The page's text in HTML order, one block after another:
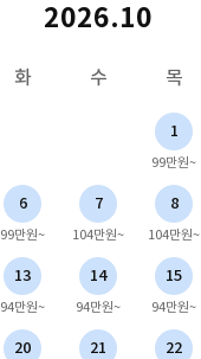
2026.10
화 수 목
1
99만원~
6
99만원~
7
104만원~
8
104만원~
13
94만원~
14
94만원~
15
94만원~
20 21 22